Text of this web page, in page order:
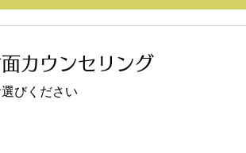
カウンセリング
びください